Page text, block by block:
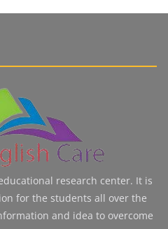
research center. It is
for the students all over the
and idea to overcome